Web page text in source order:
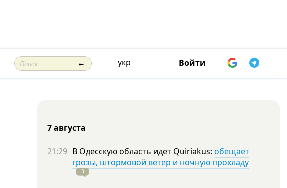
укр Войти
7 августа
21:29 В Одесскую область идет Quiriakus: обещает
грозы, штормовой ветер и ночную прохладу
3